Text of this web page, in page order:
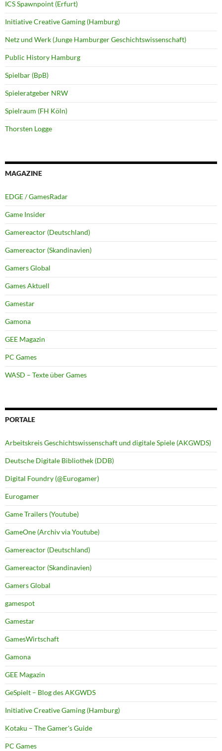
ICS Spawnpoint (Erfurt)
Initiative Creative Gaming (Hamburg)
Netz und Werk (Junge Hamburger Geschichtswissenschaft)
Public History Hamburg
Spielbar (BpB)
Spieleratgeber NRW
Spielraum (FH Köln)
Thorsten Logge
MAGAZINE
EDGE / GamesRadar
Game Insider
Gamereactor (Deutschland)
Gamereactor (Skandinavien)
Gamers Global
Games Aktuell
Gamestar
Gamona
GEE Magazin
PC Games
WASD – Texte über Games
PORTALE
Arbeitskreis Geschichtswissenschaft und digitale Spiele (AKGWDS)
Deutsche Digitale Bibliothek (DDB)
Digital Foundry (@Eurogamer)
Eurogamer
Game Trailers (Youtube)
GameOne (Archiv via Youtube)
Gamereactor (Deutschland)
Gamereactor (Skandinavien)
Gamers Global
gamespot
Gamestar
GamesWirtschaft
Gamona
GEE Magazin
GeSpielt – Blog des AKGWDS
Initiative Creative Gaming (Hamburg)
Kotaku – The Gamer's Guide
PC Games